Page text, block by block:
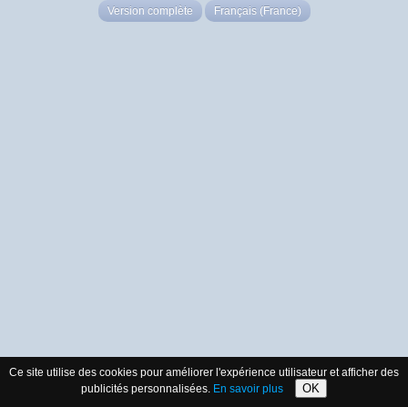
Version complète Français (France)
Ce site utilise des cookies pour améliorer l'expérience utilisateur et afficher des
publicités personnalisées. En savoir plus OK